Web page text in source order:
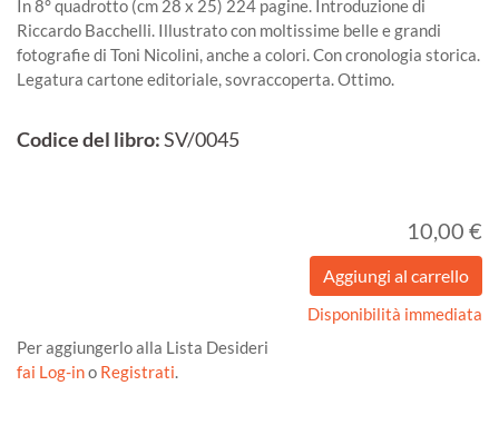
In 8° quadrotto (cm 28 x 25) 224 pagine. Introduzione di
Riccardo Bacchelli. Illustrato con moltissime belle e grandi
fotografie di Toni Nicolini, anche a colori. Con cronologia storica.
Legatura cartone editoriale, sovraccoperta. Ottimo.
Codice del libro:SV/0045
10,00 €
Disponibilità immediata
Per aggiungerlo alla Lista Desideri
fai Log-ino Registrati.